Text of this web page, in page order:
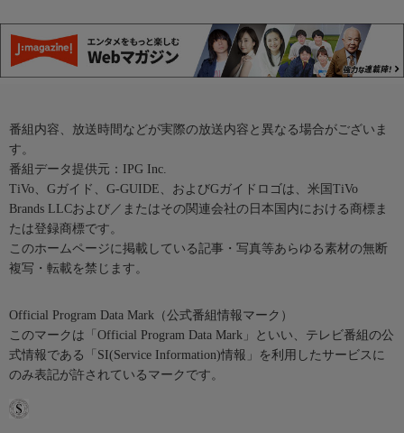
番組内容、放送時間などが実際の放送内容と異なる場合がございま
す。
番組データ提供元：IPG Inc.
TiVo、Gガイド、G-GUIDE、およびGガイドロゴは、米国TiVo
Brands LLCおよび／またはその関連会社の日本国内における商標ま
たは登録商標です。
このホームページに掲載している記事・写真等あらゆる素材の無断
複写・転載を禁じます。
Official Program Data Mark（公式番組情報マーク）
このマークは「Official Program Data Mark」といい、テレビ番組の公
式情報である「SI(Service Information)情報」を利用したサービスに
のみ表記が許されているマークです。